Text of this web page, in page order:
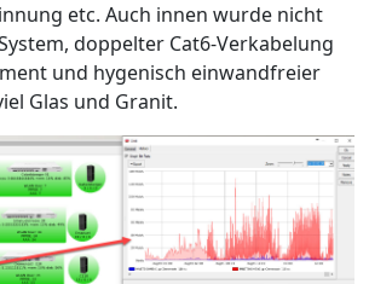
etc. Auch innen wurde nicht
doppelter Cat6-Verkabelung
und hygenisch einwandfreier
Glas und Granit.